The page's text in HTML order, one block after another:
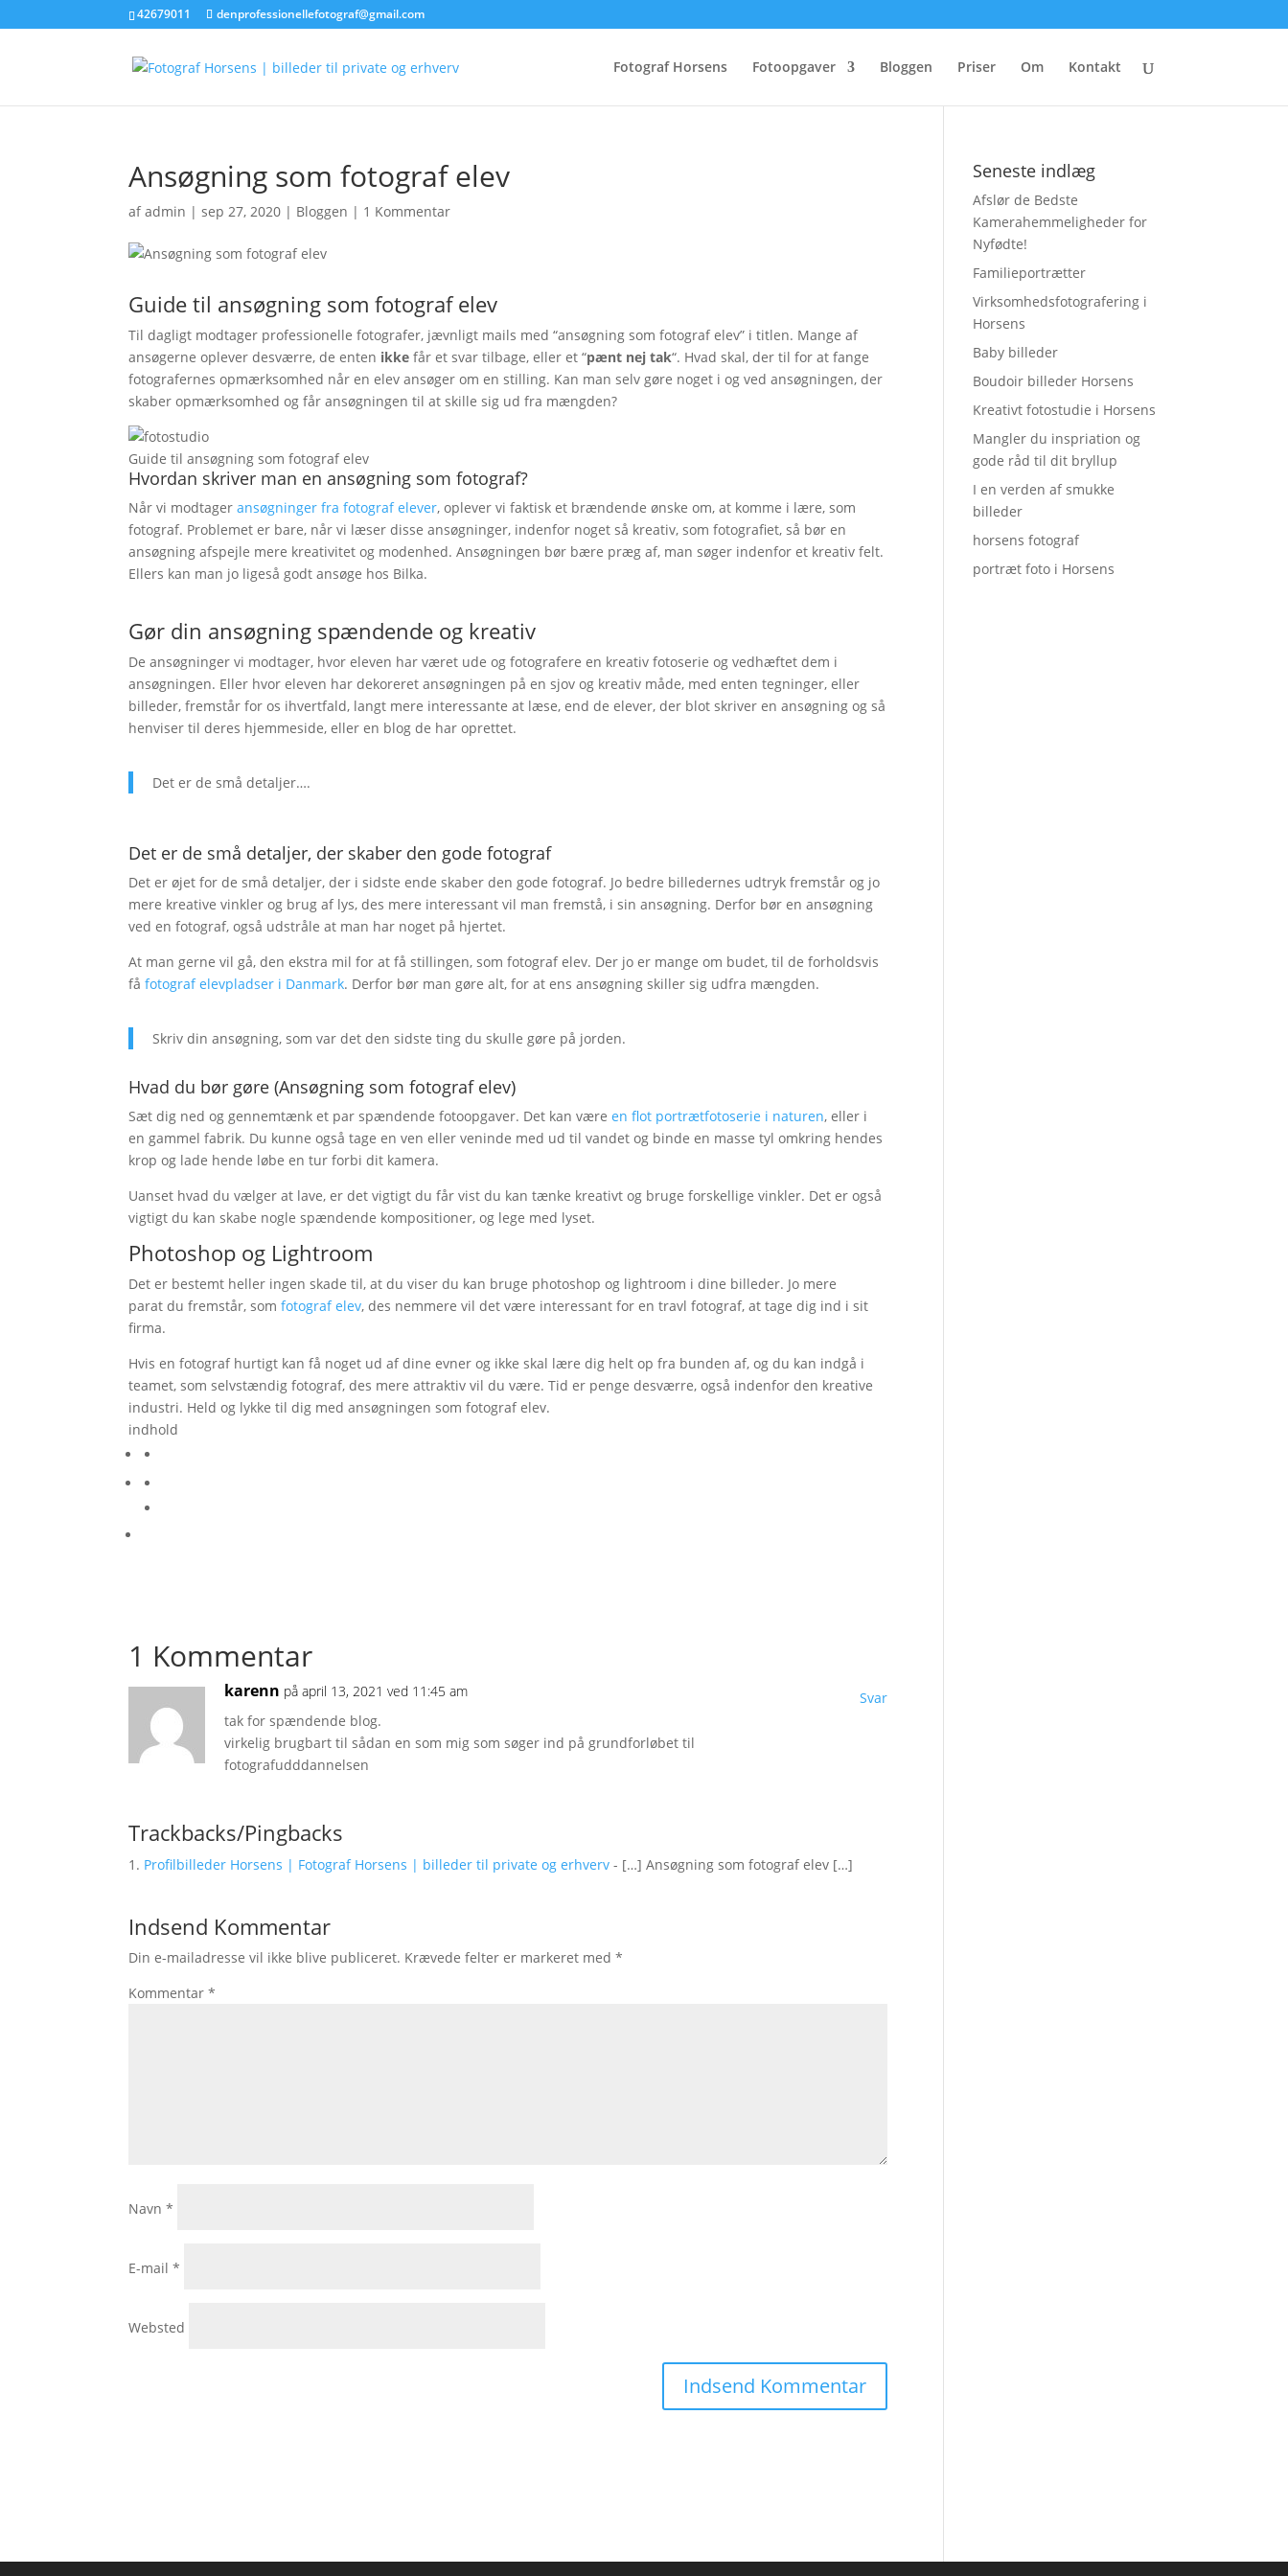
42679011 denprofessionellefotograf@gmail.com
Fotograf Horsens Fotoopgaver Bloggen Priser Om Kontakt
Ansøgning som fotograf elev
afadmin |sep 27, 2020 | Bloggen | 1 Kommentar
Guide til ansøgning som fotograf elev
Til dagligt modtager professionelle fotografer, jævnligt mails med “ansøgning som fotograf elev” i titlen. Mange af
ansøgerne oplever desværre, de enten ikke får et svar tilbage, eller et “pænt nej tak“. Hvad skal, der til for at fange
fotografernes opmærksomhed når en elev ansøger om en stilling. Kan man selv gøre noget i og ved ansøgningen, der
skaber opmærksomhed og får ansøgningen til at skille sig ud fra mængden?
Guide til ansøgning som fotograf elev
Hvordan skriver man en ansøgning som fotograf?
Når vi modtageransøgninger fra fotograf elever, oplever vi faktisk et brændende ønske om, at komme i lære, som
fotograf. Problemet er bare, når vi læser disse ansøgninger, indenfor noget så kreativ, som fotografiet, så bør en
ansøgning afspejle mere kreativitet og modenhed. Ansøgningen bør bære præg af, man søger indenfor et kreativ felt.
Ellers kan man jo ligeså godt ansøge hos Bilka.
Gør din ansøgning spændende og kreativ
De ansøgninger vi modtager, hvor eleven har været ude og fotografere en kreativ fotoserie og vedhæftet dem i
ansøgningen. Eller hvor eleven har dekoreret ansøgningen på en sjov og kreativ måde, med enten tegninger, eller
billeder, fremstår for os ihvertfald, langt mere interessante at læse, end de elever, der blot skriver en ansøgning og så
henviser til deres hjemmeside, eller en blog de har oprettet.
Det er de små detaljer….
Det er de små detaljer, der skaber den gode fotograf
Det er øjet for de små detaljer, der i sidste ende skaber den gode fotograf. Jo bedre billedernes udtryk fremstår og jo
mere kreative vinkler og brug af lys, des mere interessant vil man fremstå, i sin ansøgning. Derfor bør en ansøgning
ved en fotograf, også udstråle at man har noget på hjertet.
At man gerne vil gå, den ekstra mil for at få stillingen, som fotograf elev. Der jo er mange om budet, til de forholdsvis
fåfotograf elevpladser i Danmark. Derfor bør man gøre alt, for at ens ansøgning skiller sig udfra mængden.
Skriv din ansøgning, som var det den sidste ting du skulle gøre på jorden.
Hvad du bør gøre (Ansøgning som fotograf elev)
Sæt dig ned og gennemtænk et par spændende fotoopgaver. Det kan væreen flot portrætfotoserie i naturen, eller i
en gammel fabrik. Du kunne også tage en ven eller veninde med ud til vandet og binde en masse tyl omkring hendes
krop og lade hende løbe en tur forbi dit kamera.
Uanset hvad du vælger at lave, er det vigtigt du får vist du kan tænke kreativt og bruge forskellige vinkler. Det er også
vigtigt du kan skabe nogle spændende kompositioner, og lege med lyset.
Photoshop og Lightroom
Det er bestemt heller ingen skade til, at du viser du kan bruge photoshop og lightroom i dine billeder. Jo mere
parat du fremstår, somfotograf elev, des nemmere vil det være interessant for en travl fotograf, at tage dig ind i sit
firma.
Hvis en fotograf hurtigt kan få noget ud af dine evner og ikke skal lære dig helt op fra bunden af, og du kan indgå i
teamet, som selvstændig fotograf, des mere attraktiv vil du være. Tid er penge desværre, også indenfor den kreative
industri. Held og lykke til dig med ansøgningen som fotograf elev.
indhold
1 Kommentar
karenn på april 13, 2021 ved 11:45 am
tak for spændende blog.
virkelig brugbart til sådan en som mig som søger ind på grundforløbet til
fotografudddannelsen
Svar
Trackbacks/Pingbacks
Profilbilleder Horsens | Fotograf Horsens | billeder til private og erhverv - […] Ansøgning som fotograf elev […]
Indsend Kommentar
Din e-mailadresse vil ikke blive publiceret. Krævede felter er markeret med*
Kommentar*
Navn*
E-mail*
Websted
Seneste indlæg
Afslør de Bedste
Kamerahemmeligheder for
Nyfødte!
Familieportrætter
Virksomhedsfotografering i
Horsens
Baby billeder
Boudoir billeder Horsens
Kreativt fotostudie i Horsens
Mangler du inspriation og
gode råd til dit bryllup
I en verden af smukke
billeder
horsens fotograf
portræt foto i Horsens